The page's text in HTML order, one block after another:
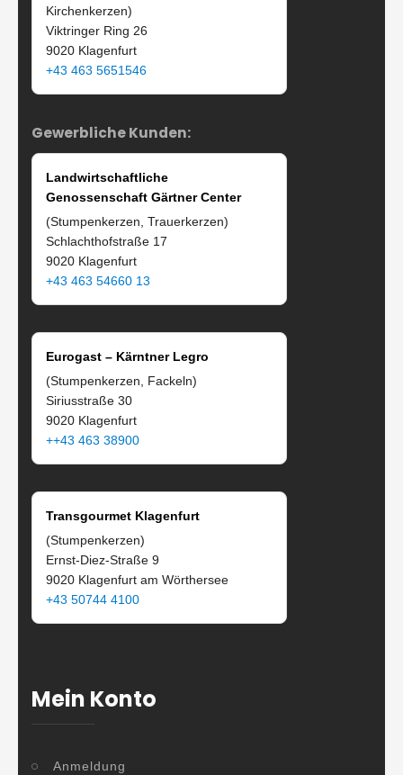
Kirchenkerzen)
Viktringer Ring 26
9020 Klagenfurt
+43 463 5651546
Gewerbliche Kunden:
Landwirtschaftliche
Genossenschaft Gärtner Center
(Stumpenkerzen, Trauerkerzen)
Schlachthofstraße 17
9020 Klagenfurt
+43 463 54660 13
Eurogast – Kärntner Legro
(Stumpenkerzen, Fackeln)
Siriusstraße 30
9020 Klagenfurt
++43 463 38900
Transgourmet Klagenfurt
(Stumpenkerzen)
Ernst-Diez-Straße 9
9020 Klagenfurt am Wörthersee
+43 50744 4100
Mein Konto
Anmeldung